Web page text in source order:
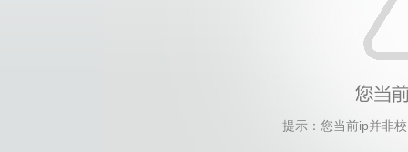
提示：您当前ip并非